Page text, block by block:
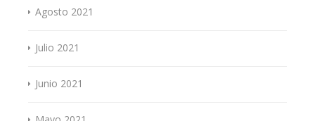
Agosto 2021
Julio 2021
Junio 2021